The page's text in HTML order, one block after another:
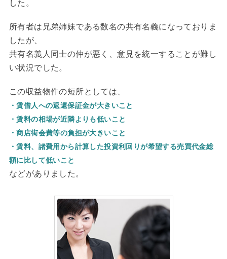
した。
所有者は兄弟姉妹である数名の共有名義になっておりま
したが、
共有名義人同士の仲が悪く、意見を統一することが難し
い状況でした。
この収益物件の短所としては、
・賃借人への返還保証金が大きいこと
・賃料の相場が近隣よりも低いこと
・商店街会費等の負担が大きいこと
・賃料、諸費用から計算した投資利回りが希望する売買代金総
額に比して低いこと
などがありました。